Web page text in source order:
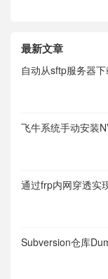
最新文章
自动从sftp服务器
飞牛系统手动安装
通过frp内网穿透实
Subversion仓库